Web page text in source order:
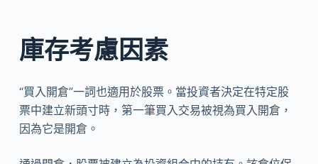
庫存考慮因素
“買入開倉”一詞也適用於股票。當投資者決定在特定股
票中建立新頭寸時，第一筆買入交易被視為買入開倉，
因為它是開倉。